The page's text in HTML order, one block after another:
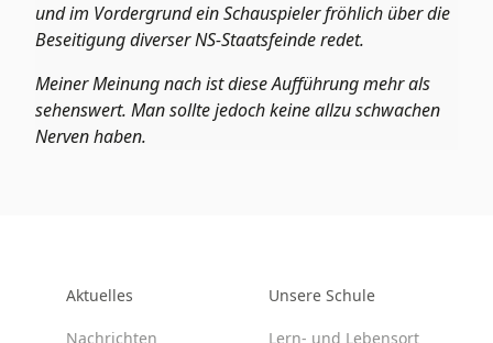
und im Vordergrund ein Schauspieler fröhlich über die
Beseitigung diverser NS-Staatsfeinde redet.
Meiner Meinung nach ist diese Aufführung mehr als
sehenswert. Man sollte jedoch keine allzu schwachen
Nerven haben.
Aktuelles
Nachrichten
Unsere Schule
Lern- und Lebensort